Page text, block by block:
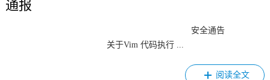
通报
安全通告
关于Vim 代码执行 ...
阅读全文